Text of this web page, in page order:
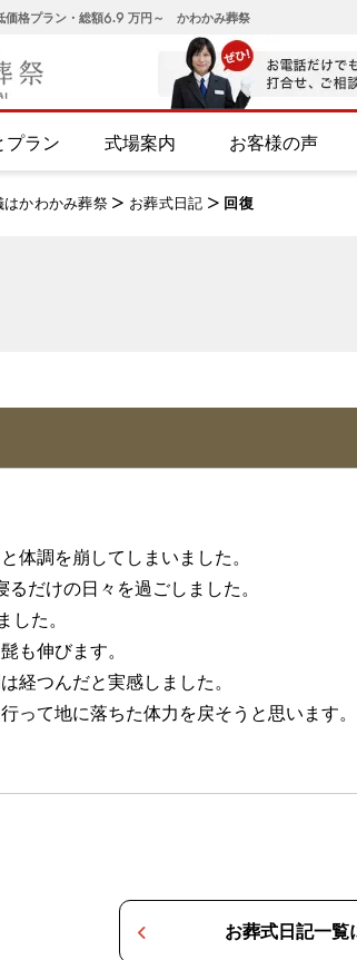
価格プラン・総額6.9 万円～ かわかみ葬祭
プラン 式場案内 お客様の声
はかわかみ葬祭 > お葬式日記 > 回復
体調を崩してしまいました。
るだけの日々を過ごしました。
した。
も伸びます。
経つんだと実感しました。
って地に落ちた体力を戻そうと思います。
お葬式日記一覧